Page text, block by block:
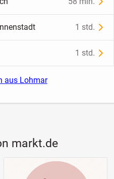
1 std.
1 std.
aus Lohmar
markt.de